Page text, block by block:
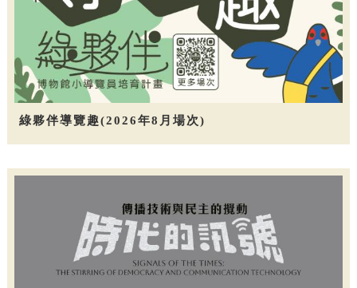
綠夥伴導覽趣(2026年8月場次)